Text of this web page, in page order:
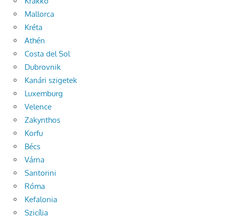
Mallorca
Kréta
Athén
Costa del Sol
Dubrovnik
Kanári szigetek
Luxemburg
Velence
Zakynthos
Korfu
Bécs
Várna
Santorini
Róma
Kefalonia
Szicília